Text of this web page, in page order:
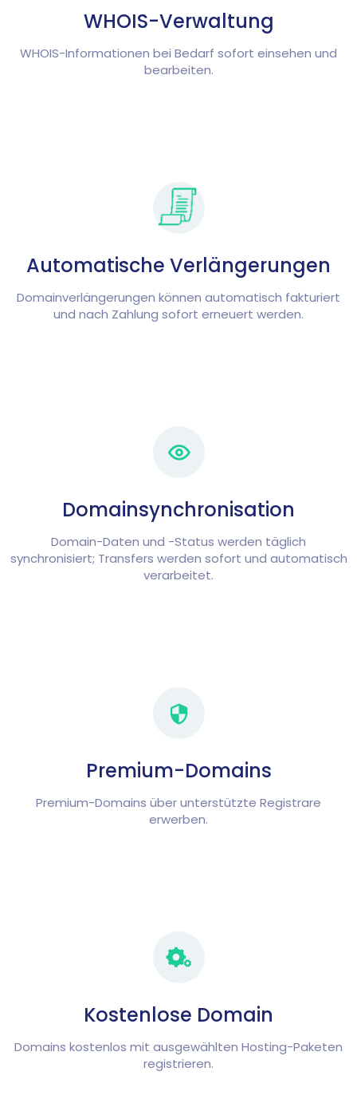
WHOIS-Verwaltung
WHOIS-Informationen bei Bedarf sofort einsehen und
bearbeiten.
Automatische Verlängerungen
Domainverlängerungen können automatisch fakturiert
und nach Zahlung sofort erneuert werden.
Domainsynchronisation
Domain-Daten und -Status werden täglich
synchronisiert; Transfers werden sofort und automatisch
verarbeitet.
Premium-Domains
Premium-Domains über unterstützte Registrare
erwerben.
Kostenlose Domain
Domains kostenlos mit ausgewählten Hosting-Paketen
registrieren.